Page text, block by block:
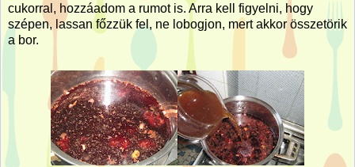
cukorral, hozzáadom a rumot is. Arra kell figyelni, hogy
szépen, lassan főzzük fel, ne lobogjon, mert akkor összetörik
a bor.